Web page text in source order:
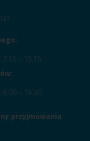
– 15.15
– 14.30
przyjmowania